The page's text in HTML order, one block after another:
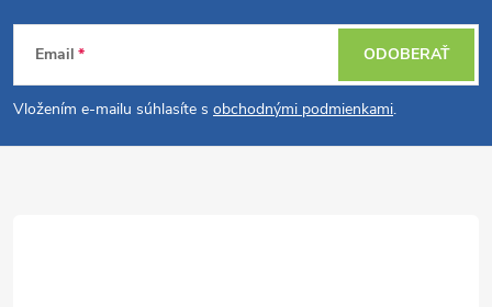
Z
á
p
Email
Vložením e-mailu súhlasíte s obchodnými podmienkami.
ODOBERAŤ